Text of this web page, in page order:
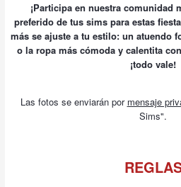
¡Participa en nuestra comunidad
preferido de tus sims para estas
más se ajuste a tu estilo: un atuendo
o la ropa más cómoda y calentita
¡todo vale!
Las fotos se enviarán por mensaje
Sims".
REGLA